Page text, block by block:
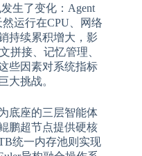
生了变化：Agent
运行在CPU、网络
持续累积增大，影
拼接、记忆管理、
些因素对系统指标
大挑战。
底座的三层智能体
鹏超节点提供硬核
统一内存池则实现